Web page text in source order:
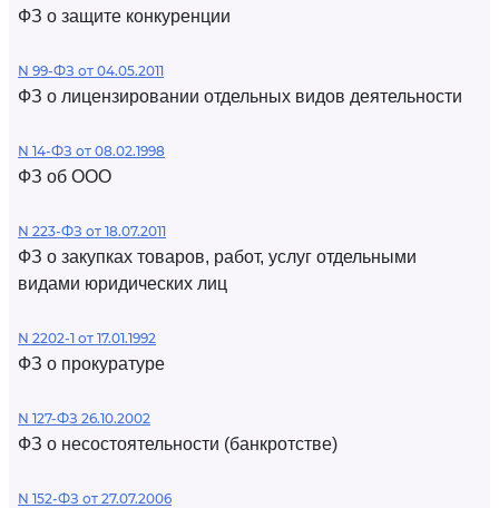
ФЗ о защите конкуренции
N 99-ФЗ от 04.05.2011
ФЗ о лицензировании отдельных видов деятельности
N 14-ФЗ от 08.02.1998
ФЗ об ООО
N 223-ФЗ от 18.07.2011
ФЗ о закупках товаров, работ, услуг отдельными
видами юридических лиц
N 2202-1 от 17.01.1992
ФЗ о прокуратуре
N 127-ФЗ 26.10.2002
ФЗ о несостоятельности (банкротстве)
N 152-ФЗ от 27.07.2006